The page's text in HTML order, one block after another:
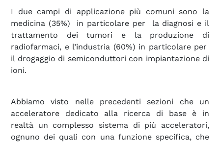
I due campi di applicazione più comuni sono la
medicina (35%) in particolare per la diagnosi e il
trattamento dei tumori e la produzione di
radiofarmaci, e l’industria (60%) in particolare per
il drogaggio di semiconduttori con impiantazione di
ioni.
Abbiamo visto nelle precedenti sezioni che un
acceleratore dedicato alla ricerca di base è in
realtà un complesso sistema di più acceleratori,
ognuno dei quali con una funzione specifica, che